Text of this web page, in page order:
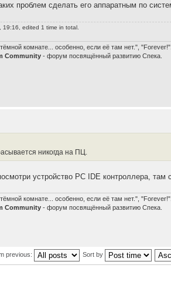
проблем сделать его аппаратным по
19:16, edited 1 time in total.
комнате... особенно, если её там нет.", "Forever!".
Community - форум посвящённый развитию Спека.
никогда на ПЦ.
устройство РС IDE контроллера,
комнате... особенно, если её там нет.", "Forever!".
Community - форум посвящённый развитию Спека.
previous: Sort by